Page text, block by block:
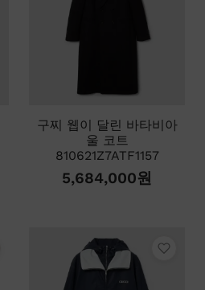
구찌 웹이 달린 바타비아
울 코트
810621Z7ATF1157
5,684,000원